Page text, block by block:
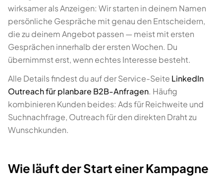
wirksamer als Anzeigen: Wir starten in deinem Namen
persönliche Gespräche mit genau den Entscheidern,
die zu deinem Angebot passen — meist mit ersten
Gesprächen innerhalb der ersten Wochen. Du
übernimmst erst, wenn echtes Interesse besteht.
Alle Details findest du auf der Service-Seite LinkedIn
Outreach für planbare B2B-Anfragen. Häufig
kombinieren Kunden beides: Ads für Reichweite und
Suchnachfrage, Outreach für den direkten Draht zu
Wunschkunden.
Wie läuft der Start einer Kampagne